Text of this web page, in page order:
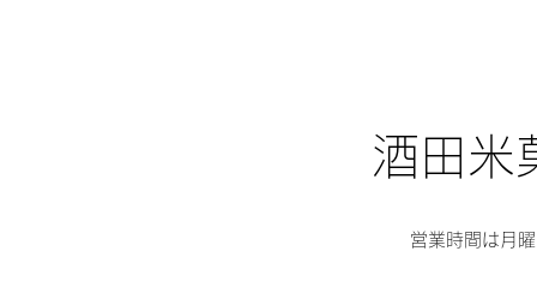
酒田
営業時間は月